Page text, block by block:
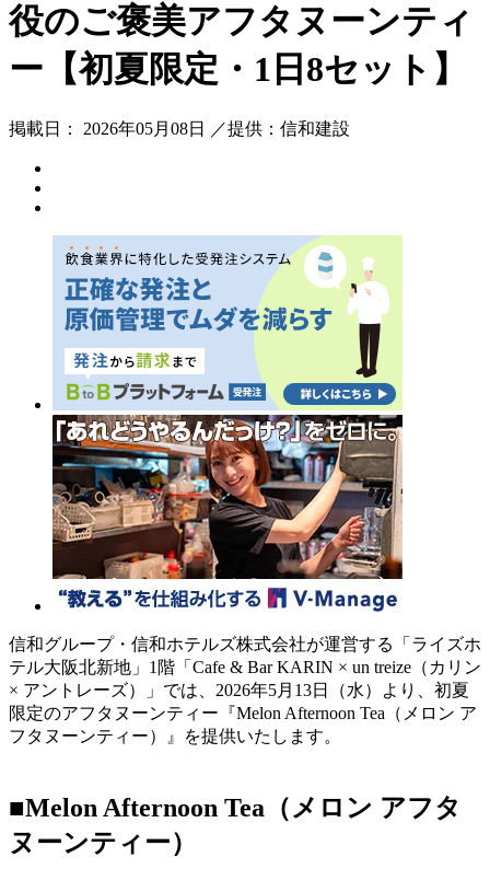
役のご褒美アフタヌーンティ
ー【初夏限定・1日8セット】
掲載日： 2026年05月08日 ／提供：信和建設
信和グループ・信和ホテルズ株式会社が運営する「ライズホ
テル大阪北新地」1階「Cafe & Bar KARIN × un treize（カリン
× アントレーズ）」では、2026年5月13日（水）より、初夏
限定のアフタヌーンティー『Melon Afternoon Tea（メロン ア
フタヌーンティー）』を提供いたします。
■Melon Afternoon Tea（メロン アフタ
ヌーンティー）